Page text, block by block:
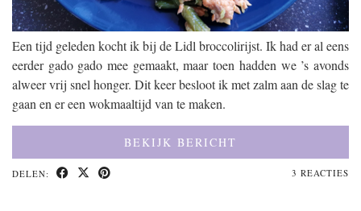
Een tijd geleden kocht ik bij de Lidl broccolirijst. Ik had er al eens
eerder gado gado mee gemaakt, maar toen hadden we ’s avonds
alweer vrij snel honger. Dit keer besloot ik met zalm aan de slag te
gaan en er een wokmaaltijd van te maken.
BEKIJK BERICHT
DELEN: 3 REACTIES